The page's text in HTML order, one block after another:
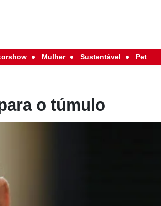
Mulher Sustentável Pet
o túmulo